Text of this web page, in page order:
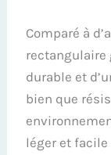
Comparé à
rectangulaire
durable et
bien que
léger et